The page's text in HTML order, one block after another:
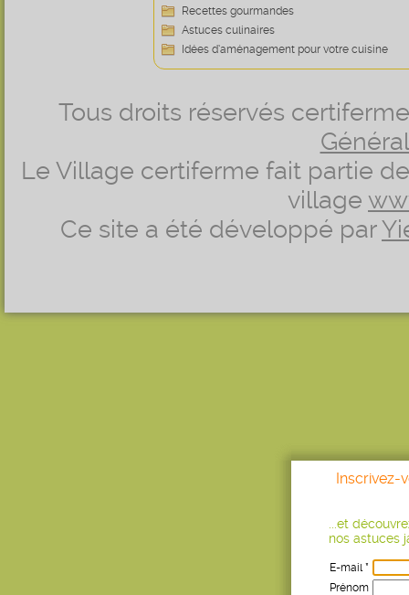
Recettes gourmandes
Astuces culinaires
Idées d’aménagement pour votre cuisine
Tous droits réservés
Le Village certiferme fait partie
village
Ce site a été développé par
Inscrivez-
...et
nos astuces
E-mail *
Prénom